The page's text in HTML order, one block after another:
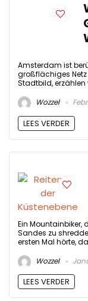
Amsterdam ist
großflächiges
Stadtbild, erzählen
Wozzel
LEES VERDER
Ein Mountainbiker,
Sandes zu
ersten Mal hörte,
Wozzel
LEES VERDER